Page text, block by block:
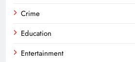
Crime
Education
Entertainment